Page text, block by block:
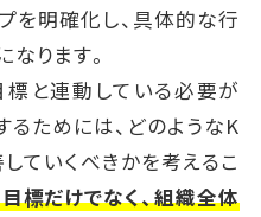
を明確化し、具体的な行
ります。
標と連動している必要が
ためには、どのようなK
ていくべきかを考えるこ
標だけでなく、組織全体